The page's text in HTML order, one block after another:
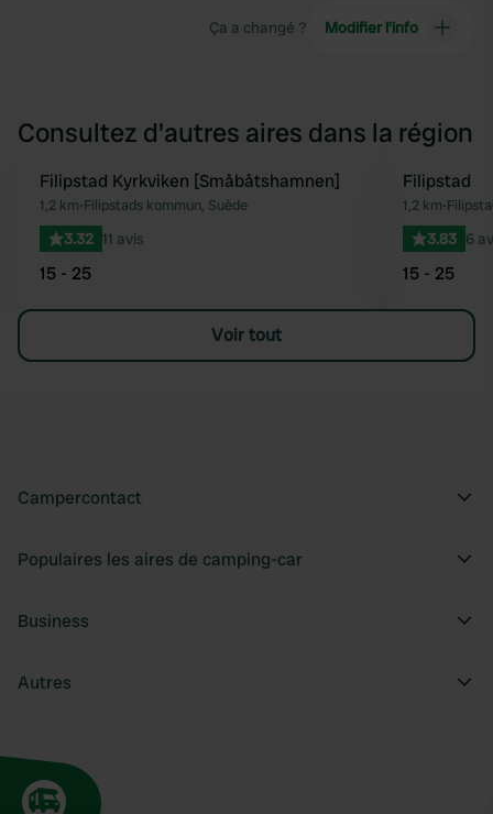
Ça a changé ? Modifier l’info
Consultez d'autres aires dans la région
Préféré
Filipstad Kyrkviken [Småbåtshamnen]
1,2 km•Filipstads kommun, Suède
3.32 11 avis
15 - 25
Filipstad
1,2 km•
3.83 6
15 - 25
Voir tout
Campercontact
Populaires les aires de camping-car
Business
Autres